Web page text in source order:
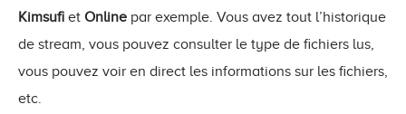
Kimsufi et Online par exemple. Vous avez tout l’historique
de stream, vous pouvez consulter le type de fichiers lus,
vous pouvez voir en direct les informations sur les fichiers,
etc.